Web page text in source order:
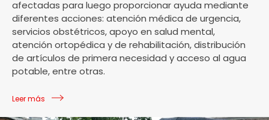
afectadas para luego proporcionar ayuda mediante
diferentes acciones: atención médica de urgencia,
servicios obstétricos, apoyo en salud mental,
atención ortopédica y de rehabilitación, distribución
de artículos de primera necesidad y acceso al agua
potable, entre otras.
Leer más